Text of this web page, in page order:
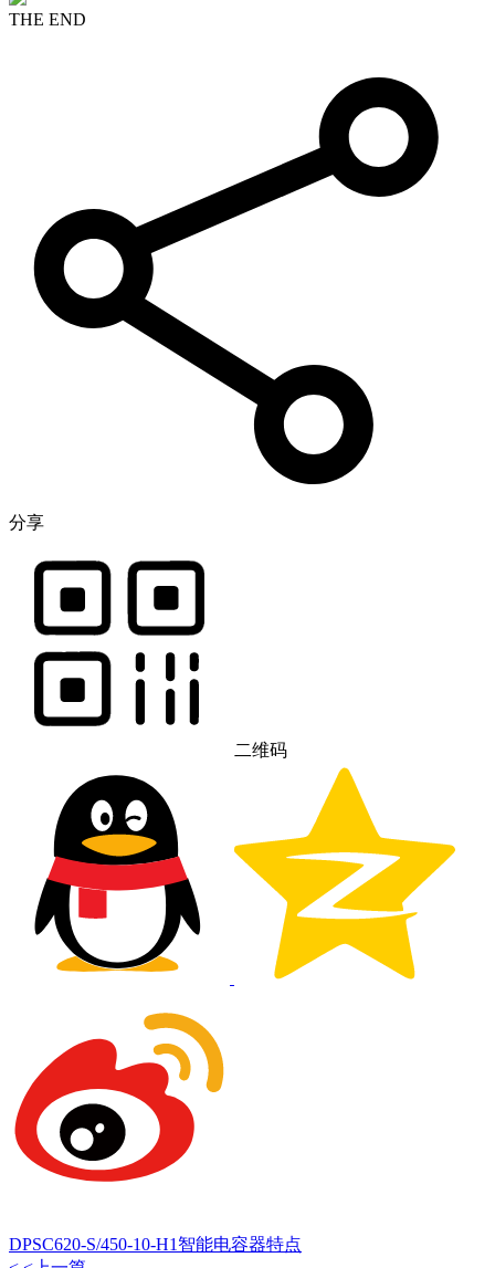
THE END
分享
二维码
DPSC620-S/450-10-H1智能电容器特点